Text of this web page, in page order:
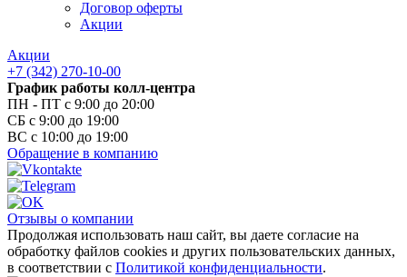
Договор оферты
Акции
Акции
+7 (342) 270-10-00
График работы колл-центра
ПН - ПТ с 9:00 до 20:00
СБ с 9:00 до 19:00
ВС с 10:00 до 19:00
Обращение в компанию
Отзывы о компании
Продолжая использовать наш сайт, вы даете согласие на
обработку файлов cookies и других пользовательских данных,
в соответствии с Политикой конфиденциальности.